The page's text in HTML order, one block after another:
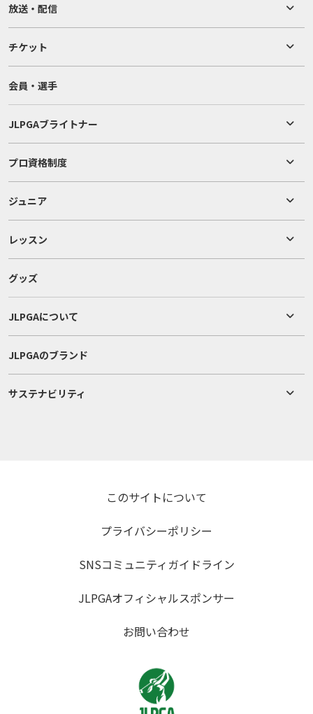
放送・配信
チケット
会員・選手
JLPGAブライトナー
プロ資格制度
ジュニア
レッスン
グッズ
JLPGAについて
JLPGAのブランド
サステナビリティ
このサイトについて
プライバシーポリシー
SNSコミュニティガイドライン
JLPGAオフィシャルスポンサー
お問い合わせ